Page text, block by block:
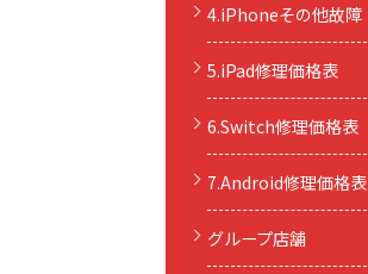
4.iPhoneその他故障
5.iPad修理価格表
6.Switch修理価格表
7.Android修理価格表
グループ店舗